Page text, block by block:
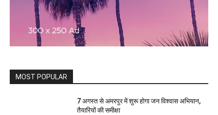
MOST POPULAR
7 अगस्त से अमरपुर में शुरू होगा जन विश्वास अभियान,
तैयारियों की समीक्षा